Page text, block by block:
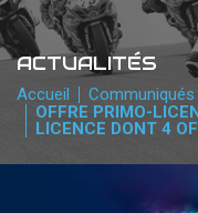
PHOTOS /
PARTENAIRES
accéder à
ACTUALITÉS
Accueil
Communiqués
OFFRE PRIMO-
LICENCE DONT 4